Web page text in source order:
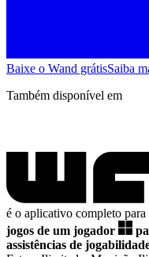
Baixe o Wand grátisSaiba
Também disponível em
é o aplicativo completo para
jogos de um jogador
assistências de